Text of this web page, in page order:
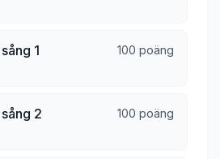
1 100 poäng
2 100 poäng